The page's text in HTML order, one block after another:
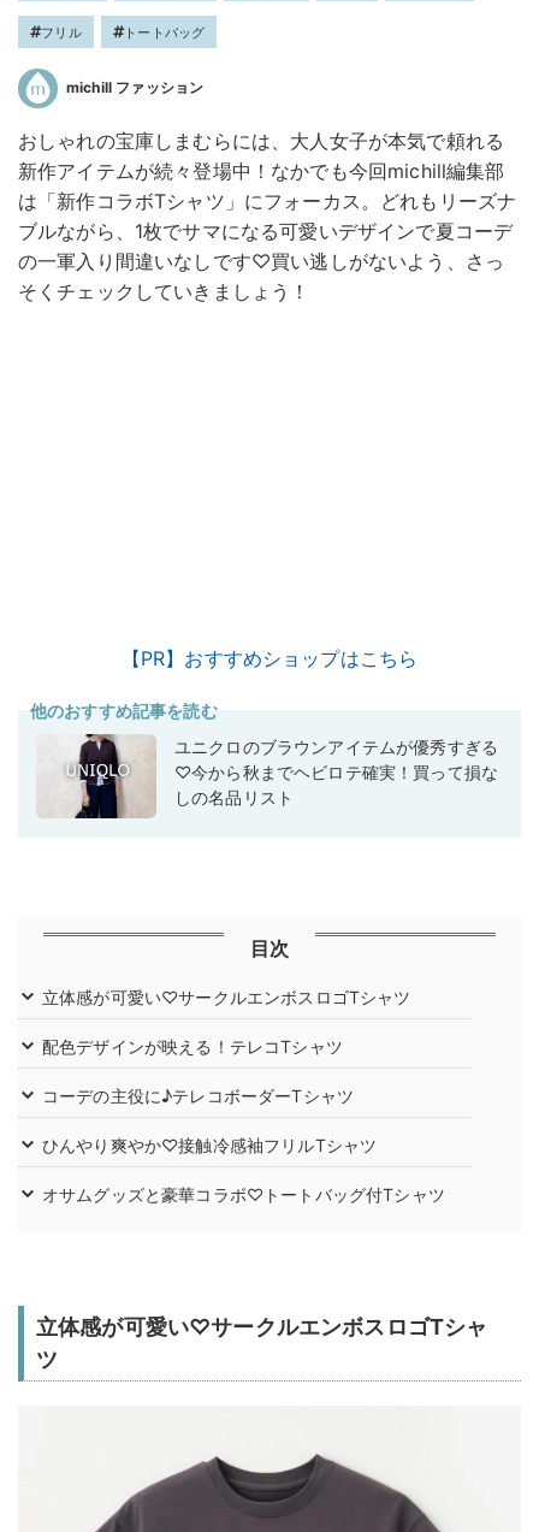
フリル トートバッグ
michill ファッション
おしゃれの宝庫しまむらには、大人女子が本気で頼れる
新作アイテムが続々登場中！なかでも今回michill編集部
は「新作コラボTシャツ」にフォーカス。どれもリーズナ
ブルながら、1枚でサマになる可愛いデザインで夏コーデ
の一軍入り間違いなしです♡買い逃しがないよう、さっ
そくチェックしていきましょう！
【PR】おすすめショップはこちら
他のおすすめ記事を読む
ユニクロのブラウンアイテムが優秀すぎる
♡今から秋までヘビロテ確実！買って損な
しの名品リスト
目次
立体感が可愛い♡サークルエンボスロゴTシャツ
配色デザインが映える！テレコTシャツ
コーデの主役に♪テレコボーダーTシャツ
ひんやり爽やか♡接触冷感袖フリルTシャツ
オサムグッズと豪華コラボ♡トートバッグ付Tシャツ
立体感が可愛い♡サークルエンボスロゴTシャ
ツ